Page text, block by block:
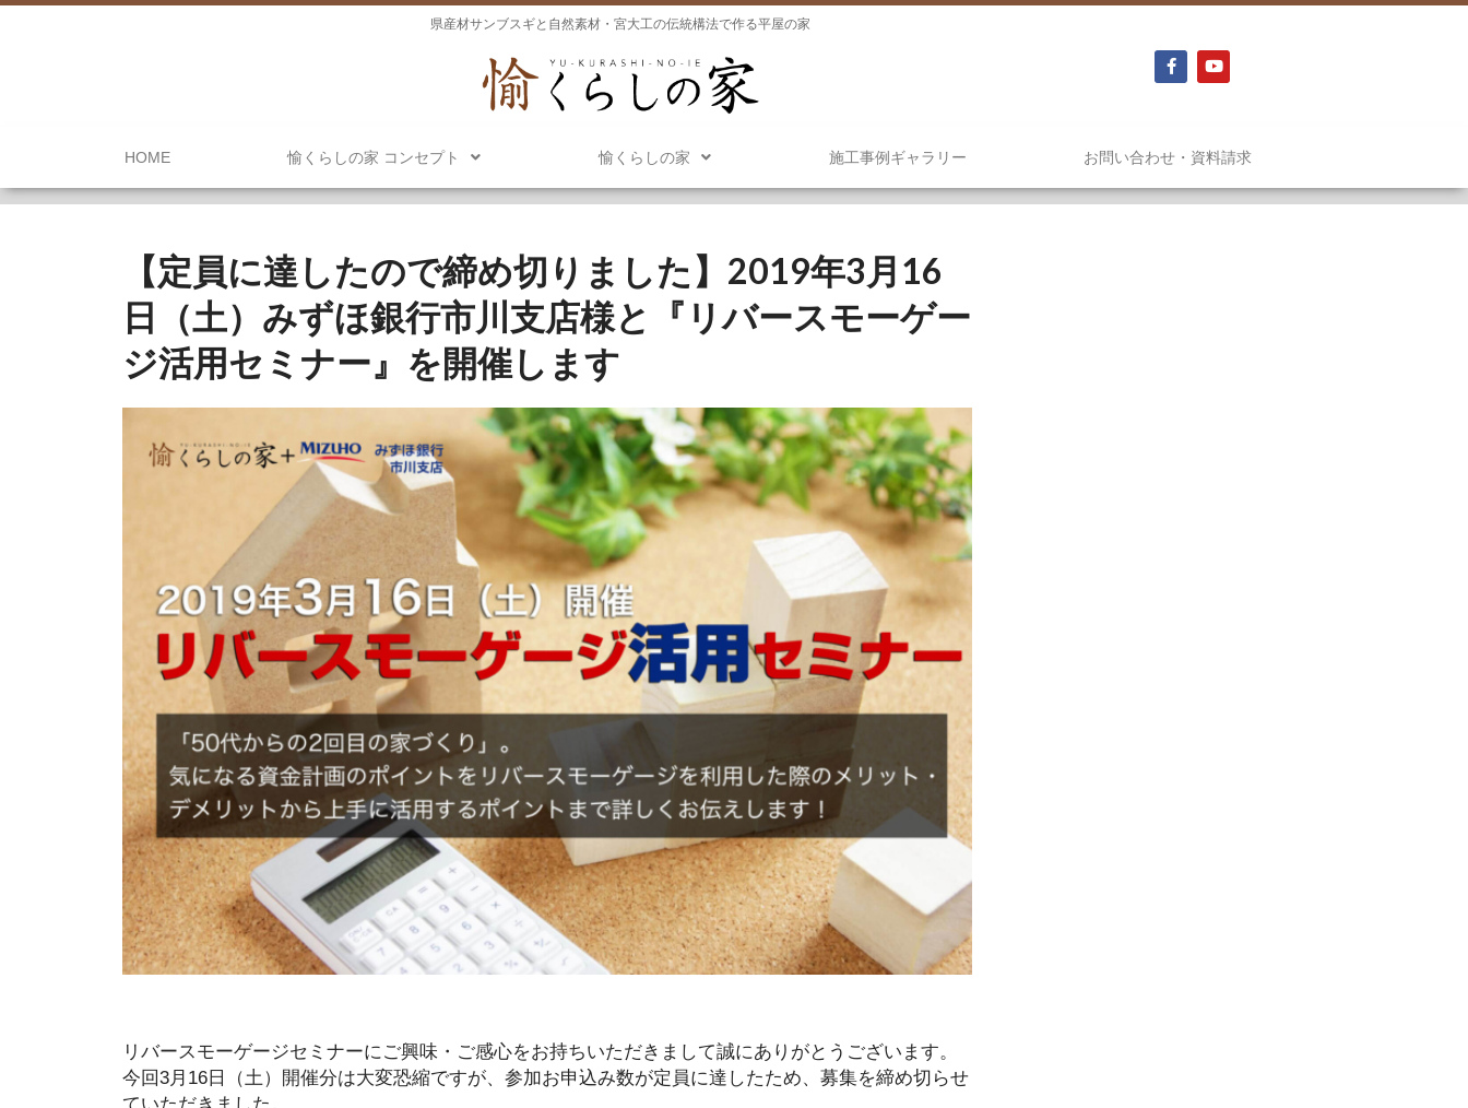
県産材サンブスギと自然素材・宮大工の伝統構法で作る平屋の家
HOME 愉くらしの家 コンセプト 愉くらしの家 施工事例ギャラリー お問い合わせ・資料請求
【定員に達したので締め切りました】2019年3月16
日（土）みずほ銀行市川支店様と『リバースモーゲー
ジ活用セミナー』を開催します
リバースモーゲージセミナーにご興味・ご感心をお持ちいただきまして誠にありがとうございます。
今回3月16日（土）開催分は大変恐縮ですが、参加お申込み数が定員に達したため、募集を締め切らせ